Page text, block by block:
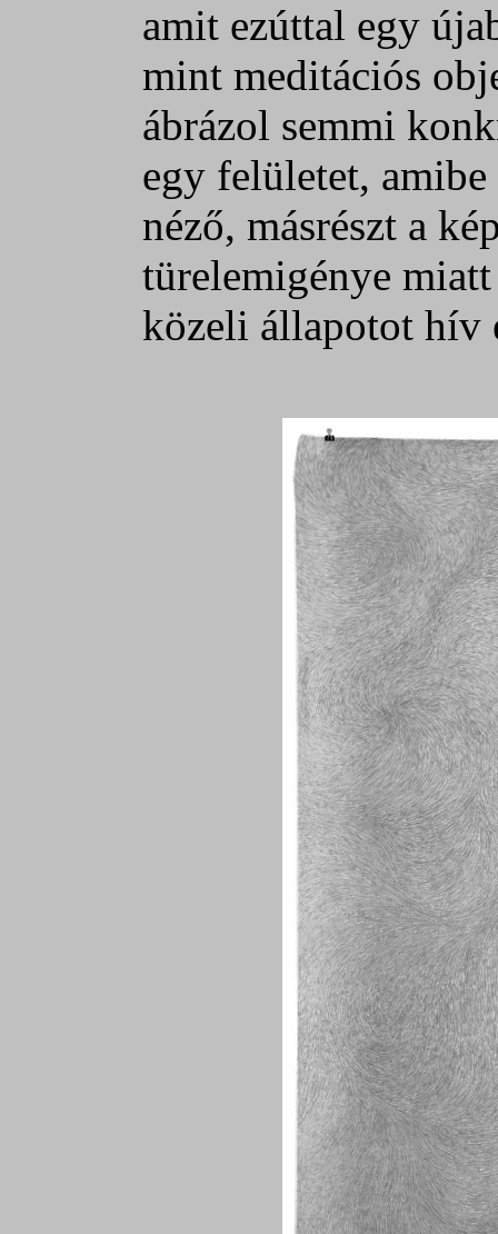
amit ezúttal egy
mint meditációs
ábrázol semmi
egy felületet,
néző, másrészt a
türelemigénye
közeli állapotot hív